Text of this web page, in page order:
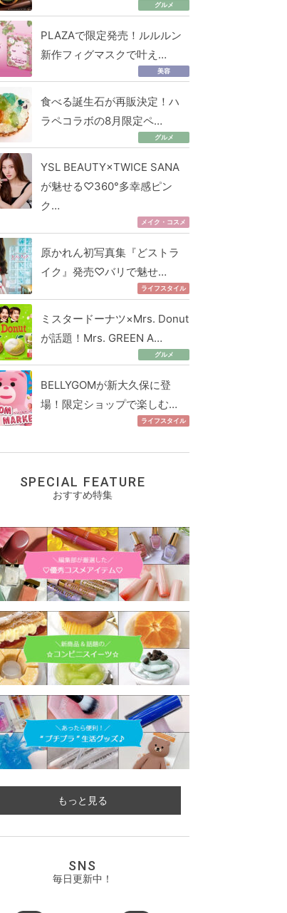
グルメ
PLAZAで限定発売！ルルルン
新作フィグマスクで叶え…
美容
食べる誕生石が再販決定！ハ
ラペコラボの8月限定ペ…
グルメ
YSL BEAUTY×TWICE SANA
が魅せる♡360°多幸感ピン
ク…
メイク・コスメ
原かれん初写真集『どストラ
イク』発売♡バリで魅せ…
ライフスタイル
ミスタードーナツ×Mrs. Donut
が話題！Mrs. GREEN A…
グルメ
BELLYGOMが新大久保に登
場！限定ショップで楽しむ…
ライフスタイル
SPECIAL FEATURE
おすすめ特集
もっと見る
SNS
毎日更新中！